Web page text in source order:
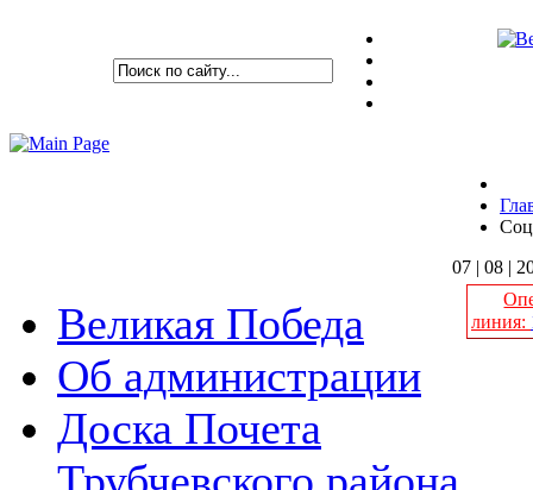
07 | 08 |
Великая Победа
Об администрации
Доска Почета
линия: